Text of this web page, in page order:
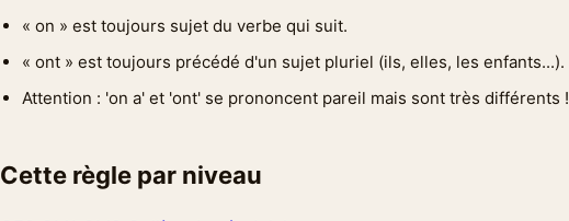
« on » est toujours sujet du verbe qui suit.
« ont » est toujours précédé d'un sujet pluriel (ils, elles, les enfants...).
Attention : 'on a' et 'ont' se prononcent pareil mais sont très différents !
Cette règle par niveau